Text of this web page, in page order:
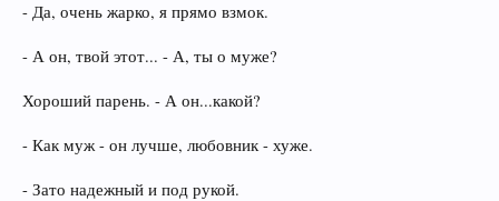
- Да, очень жарко, я прямо взмок.
- А он, твой этот... - А, ты о муже?
Хороший парень. - А он...какой?
- Как муж - он лучше, любовник - хуже.
- Зато надежный и под рукой.